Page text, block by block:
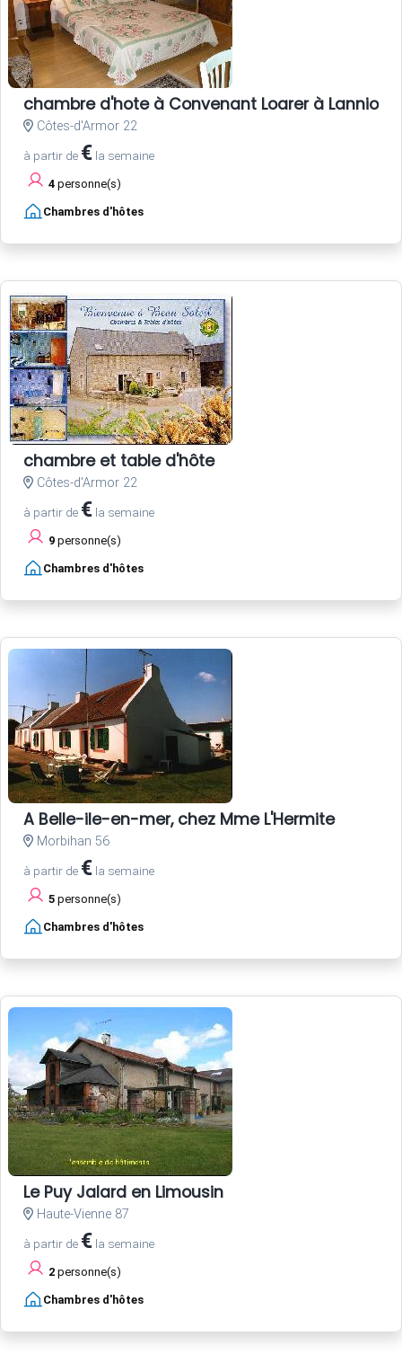
chambre d'hote à Convenant Loarer à Lannion
Côtes-d'Armor 22
à partir de € la semaine
4 personne(s)
Chambres d'hôtes
chambre et table d'hôte
Côtes-d'Armor 22
à partir de € la semaine
9 personne(s)
Chambres d'hôtes
A Belle-ile-en-mer, chez Mme L'Hermite
Morbihan 56
à partir de € la semaine
5 personne(s)
Chambres d'hôtes
Le Puy Jalard en Limousin
Haute-Vienne 87
à partir de € la semaine
2 personne(s)
Chambres d'hôtes